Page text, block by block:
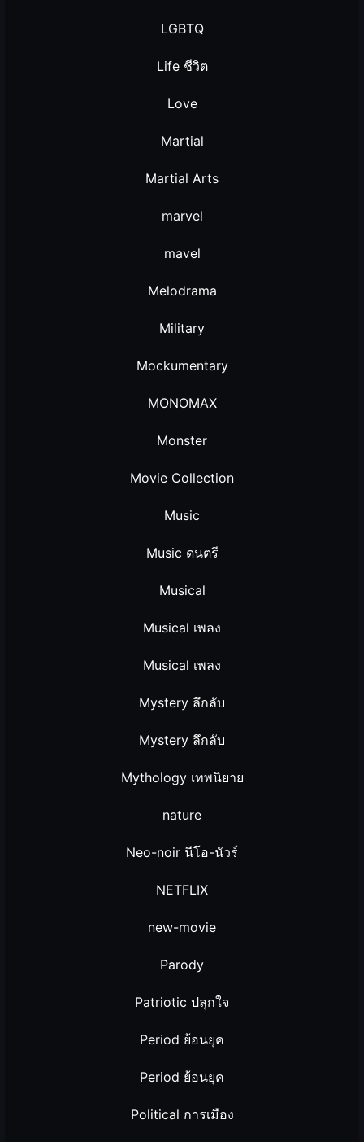
LGBTQ
Life ชีวิต
Love
Martial
Martial Arts
marvel
mavel
Melodrama
Military
Mockumentary
MONOMAX
Monster
Movie Collection
Music
Music ดนตรี
Musical
Musical เพลง
Musical เพลง
Mystery ลึกลับ
Mystery ลึกลับ
Mythology เทพนิยาย
nature
Neo-noir นีโอ-นัวร์
NETFLIX
new-movie
Parody
Patriotic ปลุกใจ
Period ย้อนยุค
Period ย้อนยุค
Political การเมือง